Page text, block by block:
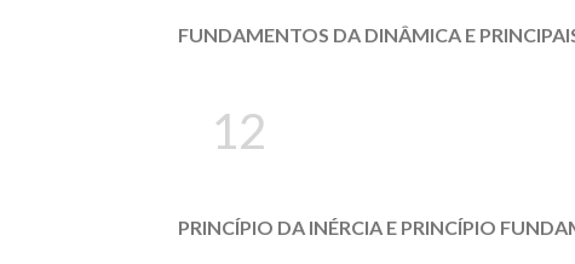
FUNDAMENTOS DA DINÂMICA E
12
PRINCÍPIO DA INÉRCIA E PRINCÍPIO